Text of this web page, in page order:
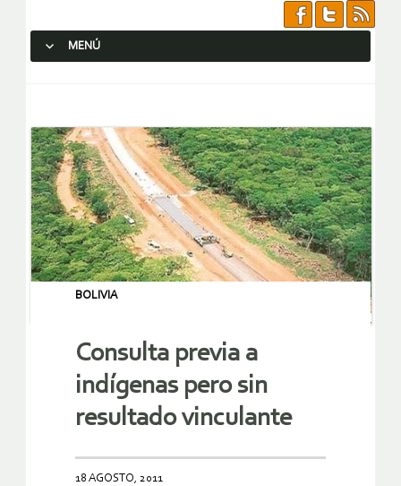
MENÚ
BOLIVIA
Consulta previa a
indígenas pero sin
resultado vinculante
18 AGOSTO, 2011